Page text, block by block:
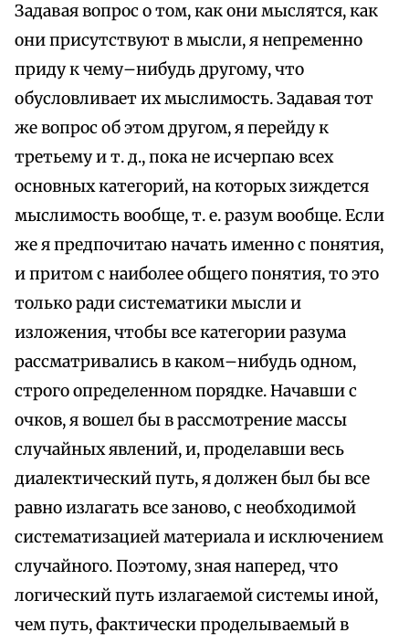
Задавая вопрос о том, как они мыслятся, как
они присутствуют в мысли, я непременно
приду к чему–нибудь другому, что
обусловливает их мыслимость. Задавая тот
же вопрос об этом другом, я перейду к
третьему и т. д., пока не исчерпаю всех
основных категорий, на которых зиждется
мыслимость вообще, т. е. разум вообще. Если
же я предпочитаю начать именно с понятия,
и притом с наиболее общего понятия, то это
только ради систематики мысли и
изложения, чтобы все категории разума
рассматривались в каком–нибудь одном,
строго определенном порядке. Начавши с
очков, я вошел бы в рассмотрение массы
случайных явлений, и, проделавши весь
диалектический путь, я должен был бы все
равно излагать все заново, с необходимой
систематизацией материала и исключением
случайного. Поэтому, зная наперед, что
логический путь излагаемой системы иной,
чем путь, фактически проделываемый в